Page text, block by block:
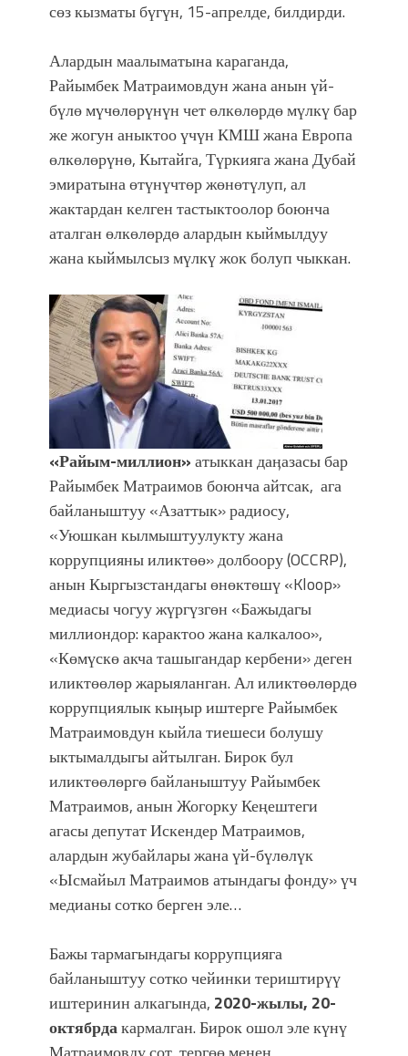
сөз кызматы бүгүн, 15-апрелде, билдирди.
Алардын маалыматына караганда,
Райымбек Матраимовдун жана анын үй-
бүлө мүчөлөрүнүн чет өлкөлөрдө мүлкү бар
же жогун аныктоо үчүн КМШ жана Европа
өлкөлөрүнө, Кытайга, Түркияга жана Дубай
эмиратына өтүнүчтөр жөнөтүлуп, ал
жактардан келген тастыктоолор боюнча
аталган өлкөлөрдө алардын кыймылдуу
жана кыймылсыз мүлкү жок болуп чыккан.
«Райым-миллион»атыккан даӊазасы бар
Райымбек Матраимов боюнча айтсак, ага
байланыштуу «Азаттык» радиосу,
«Уюшкан кылмыштуулукту жана
коррупцияны иликтөө» долбоору (OCCRP),
анын Кыргызстандагы өнөктөшү «Kloop»
медиасы чогуу жүргүзгөн «Бажыдагы
миллиондор: карактоо жана калкалоо»,
«Көмүскө акча ташыгандар кербени» деген
иликтөөлөр жарыяланган. Ал иликтөөлөрдө
коррупциялык кыӊыр иштерге Райымбек
Матраимовдун кыйла тиешеси болушу
ыктымалдыгы айтылган. Бирок бул
иликтөөлөргө байланыштуу Райымбек
Матраимов, анын Жогорку Кеңештеги
агасы депутат Искендер Матраимов,
алардын жубайлары жана үй-бүлөлүк
«Ысмайыл Матраимов атындагы фонду» үч
медианы сотко берген эле…
Бажы тармагындагы коррупцияга
байланыштуу сотко чейинки териштирүү
иштеринин алкагында, 2020-жылы, 20-
октябрдакармалган. Бирок ошол эле күнү